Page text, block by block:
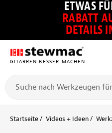
ETWAS
RABATT
DETAILS
GITARREN BESSER MACHEN
Startseite Videos + Ideen